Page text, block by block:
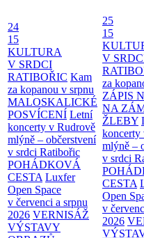
24
15
KULTURA
V SRDCI
RATIBOŘIC Kam
za kopanou v srpnu
MALOSKALICKÉ
POSVÍCENÍ Letní
koncerty v Rudrově
mlýně – občerstvení
v srdci Ratibořic
POHÁDKOVÁ
CESTA Luxfer
Open Space
v červenci a srpnu
2026 VERNISÁŽ
VÝSTAVY
25
15
V
za
ZÁPIS
NA
ŽLEBY
koncerty
mlýně –
v srdci
CESTA
Open
v
2026